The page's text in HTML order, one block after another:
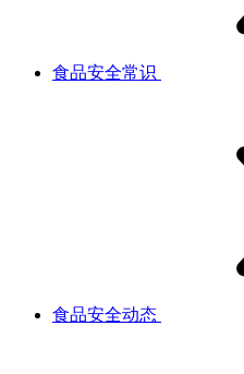
食品安全常识
食品安全动态